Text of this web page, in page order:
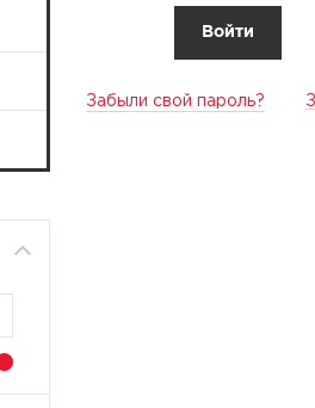
Забыли свой пароль?